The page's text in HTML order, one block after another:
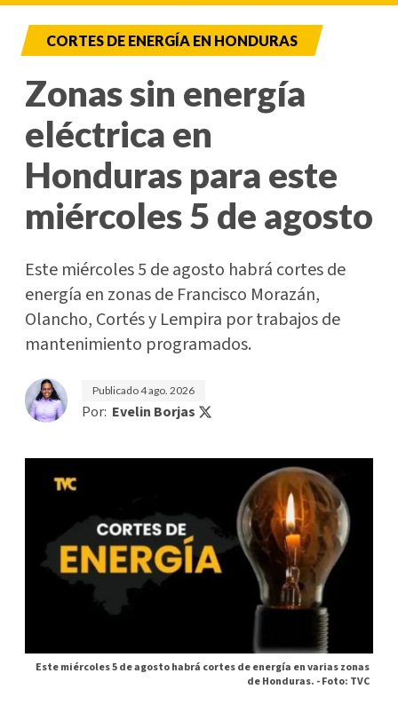
CORTES DE ENERGÍA EN HONDURAS
Zonas sin energía
eléctrica en
Honduras para este
miércoles 5 de agosto
Este miércoles 5 de agosto habrá cortes de
energía en zonas de Francisco Morazán,
Olancho, Cortés y Lempira por trabajos de
mantenimiento programados.
Publicado4 ago. 2026
Por: Evelin Borjas
Este miércoles 5 de agosto habrá cortes de energía en varias zonas
de Honduras. -Foto: TVC